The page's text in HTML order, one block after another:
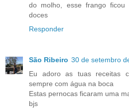
do molho, esse frango ficou
doces
Responder
São Ribeiro 30 de setembro
Eu adoro as tuas receitas
sempre com água na boca
Estas pernocas ficaram uma
bjs